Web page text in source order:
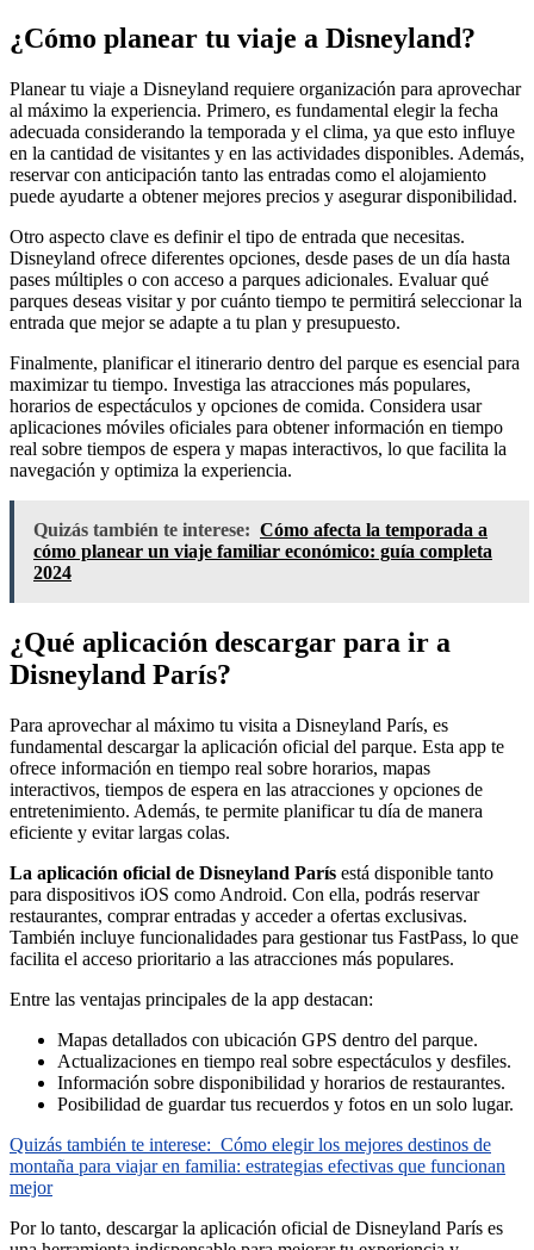
¿Cómo planear tu viaje a Disneyland?
Planear tu viaje a Disneyland requiere organización para aprovechar
al máximo la experiencia. Primero, es fundamental elegir la fecha
adecuada considerando la temporada y el clima, ya que esto influye
en la cantidad de visitantes y en las actividades disponibles. Además,
reservar con anticipación tanto las entradas como el alojamiento
puede ayudarte a obtener mejores precios y asegurar disponibilidad.
Otro aspecto clave es definir el tipo de entrada que necesitas.
Disneyland ofrece diferentes opciones, desde pases de un día hasta
pases múltiples o con acceso a parques adicionales. Evaluar qué
parques deseas visitar y por cuánto tiempo te permitirá seleccionar la
entrada que mejor se adapte a tu plan y presupuesto.
Finalmente, planificar el itinerario dentro del parque es esencial para
maximizar tu tiempo. Investiga las atracciones más populares,
horarios de espectáculos y opciones de comida. Considera usar
aplicaciones móviles oficiales para obtener información en tiempo
real sobre tiempos de espera y mapas interactivos, lo que facilita la
navegación y optimiza la experiencia.
Quizás también te interese: Cómo afecta la temporada a
cómo planear un viaje familiar económico: guía completa
2024
¿Qué aplicación descargar para ir a
Disneyland París?
Para aprovechar al máximo tu visita a Disneyland París, es
fundamental descargar la aplicación oficial del parque. Esta app te
ofrece información en tiempo real sobre horarios, mapas
interactivos, tiempos de espera en las atracciones y opciones de
entretenimiento. Además, te permite planificar tu día de manera
eficiente y evitar largas colas.
La aplicación oficial de Disneyland París está disponible tanto
para dispositivos iOS como Android. Con ella, podrás reservar
restaurantes, comprar entradas y acceder a ofertas exclusivas.
También incluye funcionalidades para gestionar tus FastPass, lo que
facilita el acceso prioritario a las atracciones más populares.
Entre las ventajas principales de la app destacan:
Mapas detallados con ubicación GPS dentro del parque.
Actualizaciones en tiempo real sobre espectáculos y desfiles.
Información sobre disponibilidad y horarios de restaurantes.
Posibilidad de guardar tus recuerdos y fotos en un solo lugar.
Quizás también te interese: Cómo elegir los mejores destinos de
montaña para viajar en familia: estrategias efectivas que funcionan
mejor
Por lo tanto, descargar la aplicación oficial de Disneyland París es